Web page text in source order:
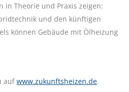
in Theorie und Praxis zeigen:
und den künftigen
können Gebäude mit Ölheizung
auf www.zukunftsheizen.de.